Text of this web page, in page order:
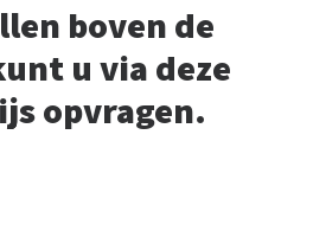
boven de
u via deze
opvragen.